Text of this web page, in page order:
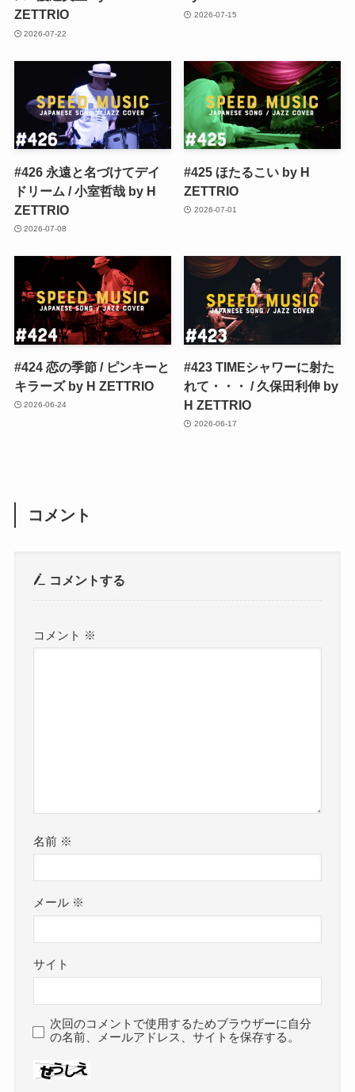
ZETTRIO
2026-07-22
2026-07-15
#426 永遠と名づけてデイ
ドリーム / 小室哲哉 by H
ZETTRIO
2026-07-08
#425 ほたるこい by H
ZETTRIO
2026-07-01
#424 恋の季節 / ピンキーと
キラーズ by H ZETTRIO
2026-06-24
#423 TIMEシャワーに射た
れて・・・ / 久保田利伸 by
H ZETTRIO
2026-06-17
コメント
コメントする
コメント ※
名前 ※
メール ※
サイト
次回のコメントで使用するためブラウザーに自分
の名前、メールアドレス、サイトを保存する。